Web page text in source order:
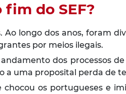
do SEF?
Ao longo dos anos, foram
por meios ilegais.
dos processos
a uma proposital perda de
os portugueses e